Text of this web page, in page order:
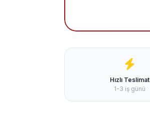
Hızlı Teslimat
1-3 iş günü